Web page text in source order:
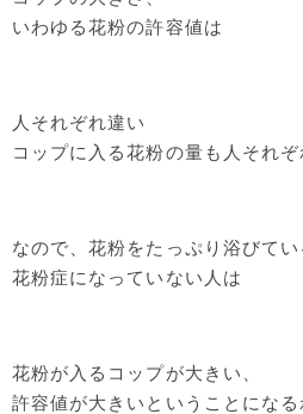
いわゆる花粉の許容値は
人それぞれ違い
コップに入る花粉の量も人それぞ
なので、花粉をたっぷり浴びてい
花粉症になっていない人は
花粉が入るコップが大きい、
許容値が大きいということになる